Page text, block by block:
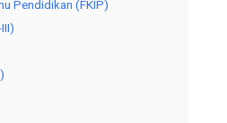
Pendidikan (FKIP)